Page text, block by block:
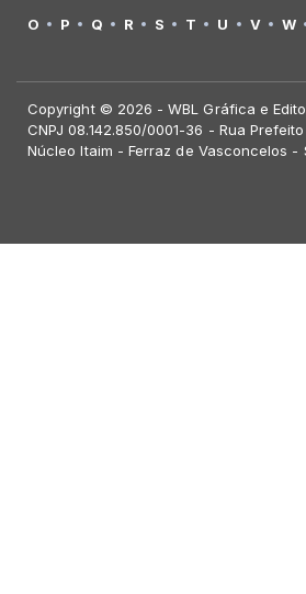
O
P Q R S T U V W
Copyright © 2026 - WBL Gráfica e
CNPJ 08.142.850/0001-36 - Rua
Núcleo Itaim - Ferraz de Vasconcelos -